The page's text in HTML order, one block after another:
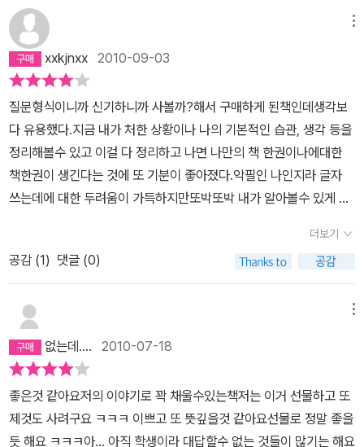
xxkjnxx 2010-09-03
질문형식이니까 신기하니까 사볼까?해서 구매하게 된책인데생각보
다 유용했다.지금 내가 처한 상황이나 나의 기본적인 습관, 생각 등을
정리해볼수 있고 이걸 다 정리하고 나면 나만의 책 한권이나에대한
책한권이 생긴다는 것에 또 기분이 좋아졌다.악필인 나인지라 글자
쓰는데에 대한 두려움이 가득하지만또박또박 내가 알아볼수 있게 내
복잡한 머릿속의 생각들을 어느정도는 차곡차곡 정리되어진 기분을
느낄수 있었다.
더보기
공감 (1) 댓글 (0)
없는데.... 2010-07-18
좋은것 같아요저의 이야기로 꽉 채울수있는책저는 이거 선물하고 또
제것도 사려구요 ㅋㅋㅋ 이쁘고 또 뜻깊을것 같아요선물로 정말 좋을
듯 해요 ㅋㅋㅋ아... 아직 학생이라 대답할수 없는 것들이 많기는 해요